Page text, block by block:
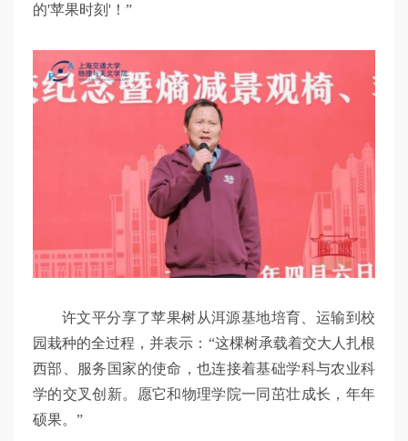
的'苹果时刻'！”
许文平分享了苹果树从洱源基地培育、运输到校
园栽种的全过程，并表示：“这棵树承载着交大人扎根
西部、服务国家的使命，也连接着基础学科与农业科
学的交叉创新。愿它和物理学院一同茁壮成长，年年
硕果。”